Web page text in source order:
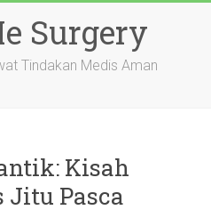
Surgery
Tindakan Medis Aman
Kisah
Jitu Pasca